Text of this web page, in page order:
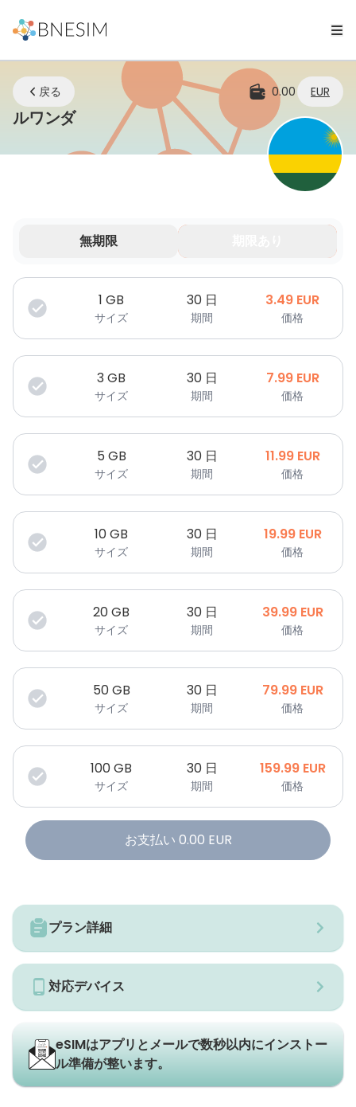
戻る 0.00 EUR
ルワンダeSIM | どこにいてもつながり続ける
無期限
データは期間限定で有効です。
1 GB
サイズ
30 日
期間
3.49 EUR
価格
3GB
サイズ
30 日
期間
7.99 EUR
価格
5 GB
サイズ
30 日
期間
11.99 EUR
価格
10GB
サイズ
30 日
期間
19.99 EUR
価格
20GB
サイズ
30 日
期間
39.99 EUR
価格
50GB
サイズ
30 日
期間
79.99 EUR
価格
100GB
サイズ
30 日
期間
159.99 EUR
価格
お支払い 0.00 EUR
プラン詳細
対応デバイス
eSIMはアプリとメールで数秒以内にインストー
ル準備が整います。